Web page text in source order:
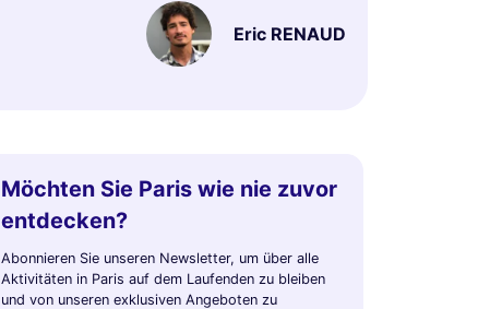
Eric RENAUD
Möchten Sie Paris wie nie zuvor
entdecken?
Abonnieren Sie unseren Newsletter, um über alle
Aktivitäten in Paris auf dem Laufenden zu bleiben
und von unseren exklusiven Angeboten zu